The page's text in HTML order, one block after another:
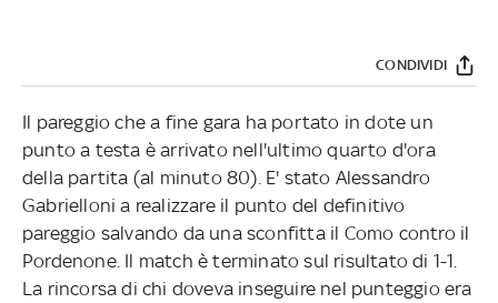
CONDIVIDI
Il pareggio che a fine gara ha portato in dote un
punto a testa è arrivato nell'ultimo quarto d'ora
della partita (al minuto 80). E' stato Alessandro
Gabrielloni a realizzare il punto del definitivo
pareggio salvando da una sconfitta il Como contro il
Pordenone. Il match è terminato sul risultato di 1-1.
La rincorsa di chi doveva inseguire nel punteggio era